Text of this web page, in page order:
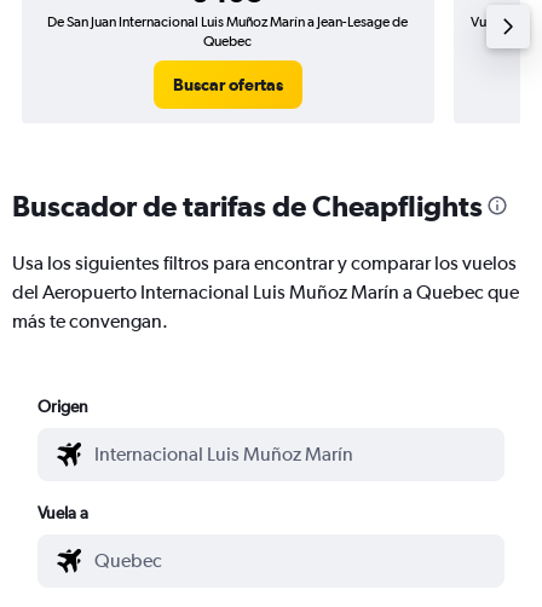
De San Juan Internacional Luis Muñoz Marín a Jean-Lesage de
Quebec
Buscar ofertas
Vuelo de
Buscador de tarifas de Cheapflights
Usa los siguientes filtros para encontrar y comparar los vuelos
del Aeropuerto Internacional Luis Muñoz Marín a Quebec que
más te convengan.
Origen
Vuela a